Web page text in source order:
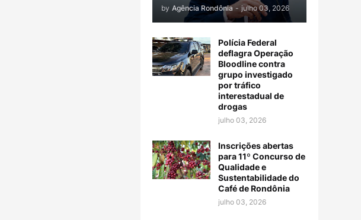
by Agência Rondônia - julho 03, 2026
Polícia Federal
deflagra Operação
Bloodline contra
grupo investigado
por tráfico
interestadual de
drogas
julho 03, 2026
Inscrições abertas
para 11º Concurso de
Qualidade e
Sustentabilidade do
Café de Rondônia
julho 03, 2026